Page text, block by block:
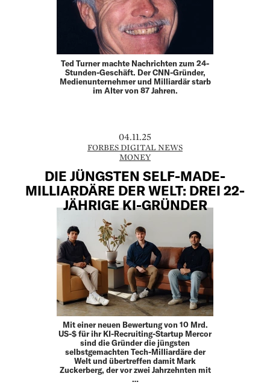
Ted Turner machte Nachrichten zum 24-
Stunden-Geschäft. Der CNN-Gründer,
Medienunternehmer und Milliardär starb
im Alter von 87 Jahren.
04.11.25
FORBES DIGITAL NEWS
MONEY
DIE JÜNGSTEN SELF-MADE-
MILLIARDÄRE DER WELT: DREI 22-
JÄHRIGE KI-GRÜNDER
Mit einer neuen Bewertung von 10 Mrd.
US-$ für ihr KI-Recruiting-Startup Mercor
sind die Gründer die jüngsten
selbstgemachten Tech-Milliardäre der
Welt und übertreffen damit Mark
Zuckerberg, der vor zwei Jahrzehnten mit
…